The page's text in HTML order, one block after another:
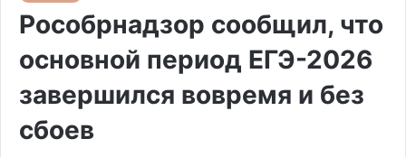
Рособрнадзор сообщил, что
основной период ЕГЭ-2026
завершился вовремя и без
сбоев